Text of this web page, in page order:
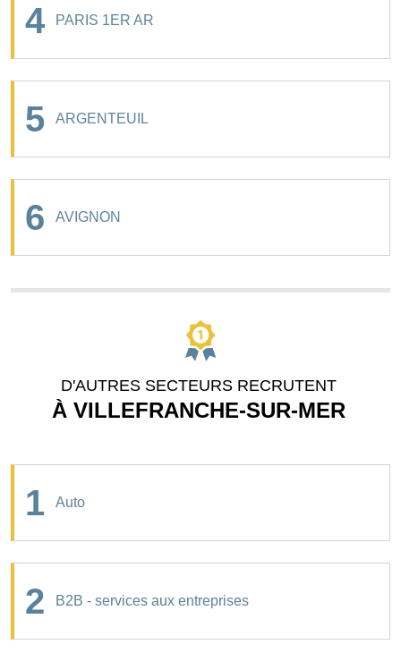
4 PARIS 1ER AR
5 ARGENTEUIL
6 AVIGNON
D'AUTRES SECTEURS RECRUTENT
À VILLEFRANCHE-SUR-MER
1 Auto
2 B2B - services aux entreprises